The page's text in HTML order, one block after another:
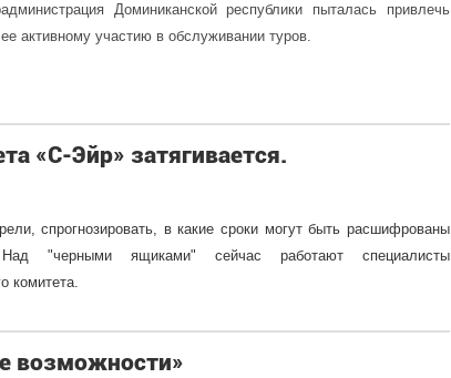
Доминиканской республики пыталась привлечь
активному участию в обслуживании туров.
«С-Эйр» затягивается.
спрогнозировать, в какие сроки могут быть расшифрованы
"черными ящиками" сейчас работают специалисты
комитета.
возможности»